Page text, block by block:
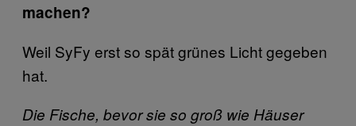
machen?
Weil SyFy erst so spät grünes Licht gegeben
hat.
Die Fische, bevor sie so groß wie Häuser